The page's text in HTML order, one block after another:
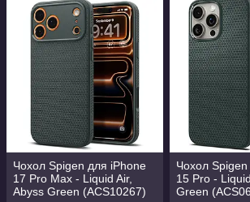
Чохол Spigen для iPhone
17 Pro Max - Liquid Air,
Abyss Green (ACS10267)
Чохол
15 Pro -
Green